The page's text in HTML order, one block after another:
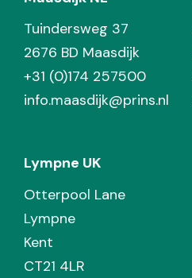
Tuindersweg 37
2676 BD Maasdijk
+31 (0)174 257500
info.maasdijk@prins.nl
Lympne UK
Otterpool Lane
Lympne
Kent
CT21 4LR